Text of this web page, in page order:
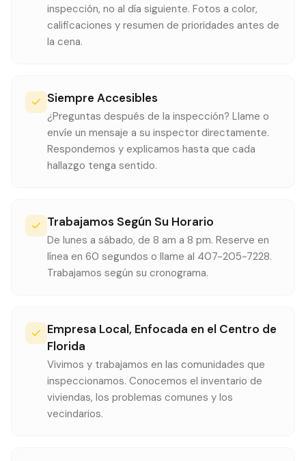
inspección, no al día siguiente. Fotos a color,
calificaciones y resumen de prioridades antes de
la cena.
Siempre Accesibles
¿Preguntas después de la inspección? Llame o
envíe un mensaje a su inspector directamente.
Respondemos y explicamos hasta que cada
hallazgo tenga sentido.
Trabajamos Según Su Horario
De lunes a sábado, de 8 am a 8 pm. Reserve en
línea en 60 segundos o llame al 407-205-7228.
Trabajamos según su cronograma.
Empresa Local, Enfocada en el Centro de
Florida
Vivimos y trabajamos en las comunidades que
inspeccionamos. Conocemos el inventario de
viviendas, los problemas comunes y los
vecindarios.